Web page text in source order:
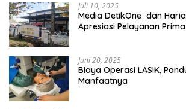
Juli 10, 2025
Media DetikOne dan
Apresiasi Pelayanan
Juni 20, 2025
Biaya Operasi LASIK,
Manfaatnya